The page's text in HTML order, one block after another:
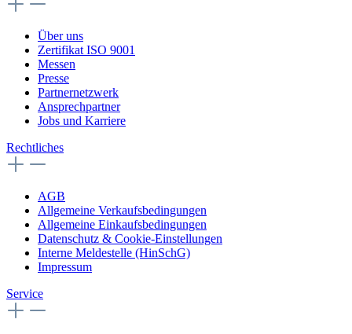
Über uns
Zertifikat ISO 9001
Messen
Presse
Partnernetzwerk
Ansprechpartner
Jobs und Karriere
Rechtliches
AGB
Allgemeine Verkaufsbedingungen
Allgemeine Einkaufsbedingungen
Datenschutz & Cookie-Einstellungen
Interne Meldestelle (HinSchG)
Impressum
Service